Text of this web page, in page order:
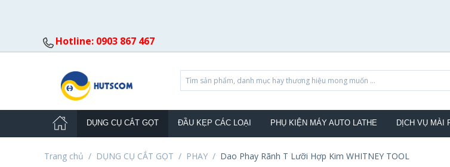
Hotline: 0903 867 467
DỤNG CỤ CẮT GỌT ĐẦU KẸP CÁC LOẠI PHỤ KIỆN MÁY AUTO LATHE DỊCH VỤ MÀI
Trang chủ / DỤNG CỤ CẮT GỌT / PHAY / Dao Phay Rãnh T Lưỡi Hợp Kim WHITNEY TOOL